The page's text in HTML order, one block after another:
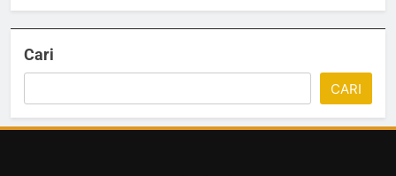
Produksi
Cari
CARI